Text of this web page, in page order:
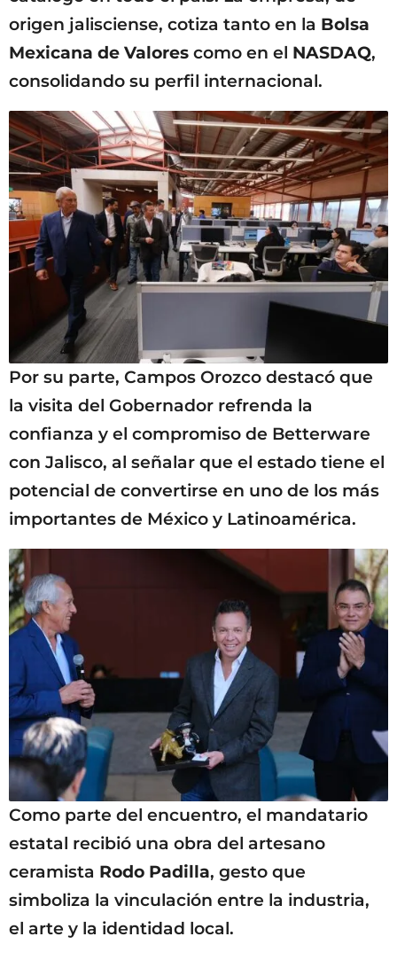
origen jalisciense, cotiza tanto en la Bolsa
Mexicana de Valores como en el NASDAQ,
consolidando su perfil internacional.
Por su parte, Campos Orozco destacó que
la visita del Gobernador refrenda la
confianza y el compromiso de Betterware
con Jalisco, al señalar que el estado tiene el
potencial de convertirse en uno de los más
importantes de México y Latinoamérica.
Como parte del encuentro, el mandatario
estatal recibió una obra del artesano
ceramista Rodo Padilla, gesto que
simboliza la vinculación entre la industria,
el arte y la identidad local.